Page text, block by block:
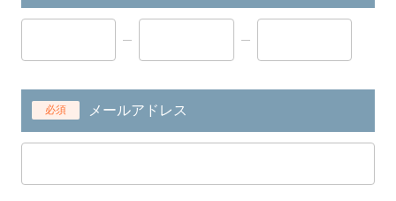
必須 メールアドレス